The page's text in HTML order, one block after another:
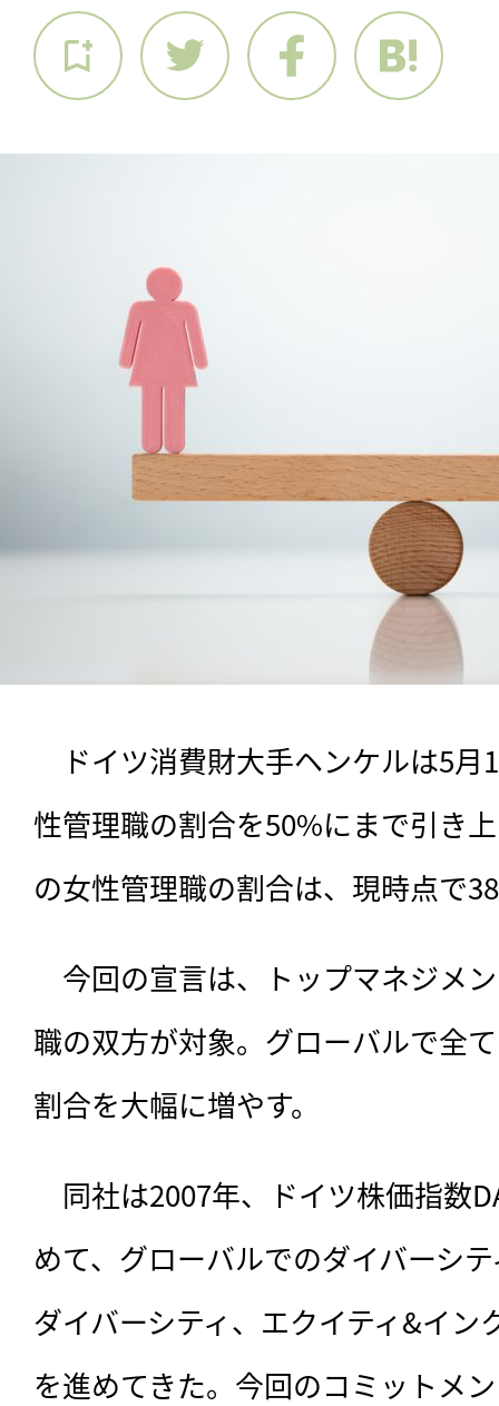
ドイツ消費財大手ヘンケルは5月
性管理職の割合を50%にまで引き
の女性管理職の割合は、現時点で
今回の宣言は、
トップマネジメ
職の双方が対象。グローバルで全
割合を大幅に増やす。
同社は2007年、ドイツ株価指数
めて、グローバルでのダイバーシ
ダイバーシティ、エクイティ&イン
を進めてきた。今回のコミットメ